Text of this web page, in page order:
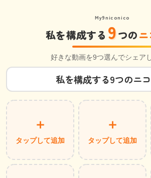
My9niconico
私を構成する 9つの
好きな動画を9つ選んでシェア
＋
タップして追加
＋
タップして追加